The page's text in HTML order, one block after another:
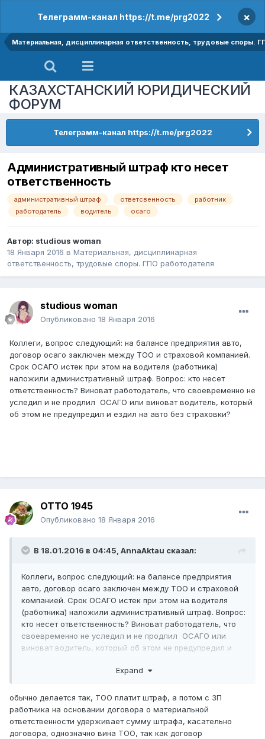
Телеграмм-канал https://t.me/prg2022 ×
Материальная, дисциплинарная ответственность, трудовые споры.
КАЗАХСТАНСКИЙ ЮРИДИЧЕСКИЙ
ФОРУМ
Телеграмм-канал https://t.me/prg2022
Административный штраф кто несет
ответственность
административный штраф ответсвенность
работник
работодатель
водитель осаго
Автор: studious woman
18 Января 2016 в Материальная, дисциплинарная
ответственность, трудовые споры. ГПО работодателя
studious woman
Опубликовано 18 Января 2016
Коллеги, вопрос следующий: на балансе предприятия авто,
договор осаго заключен между ТОО и страховой компанией.
Срок ОСАГО истек при этом на водителя (работника)
наложили административный штраф. Вопрос: кто несет
ответственность? Виноват работодатель, что своевременно не
уследил и не продлил ОСАГО или виноват водитель, который
об этом не предупредил и ездил на авто без страховки?
ОТТО 1945
Опубликовано 18 Января 2016
В 18.01.2016 в 04:45, AnnaAktau сказал:
Коллеги, вопрос следующий: на балансе предприятия
авто, договор осаго заключен между ТОО и страховой
компанией. Срок ОСАГО истек при этом на водителя
(работника) наложили административный штраф. Вопрос:
кто несет ответственность? Виноват работодатель, что
своевременно не уследил и не продлил ОСАГО или
виноват водитель, который об этом не предупредил и
Expand
обычно делается так, ТОО платит штраф, а потом с ЗП
работника на основании договора о материальной
ответственности удерживает сумму штрафа, касательно
договора, однозначно вина ТОО, так как договор